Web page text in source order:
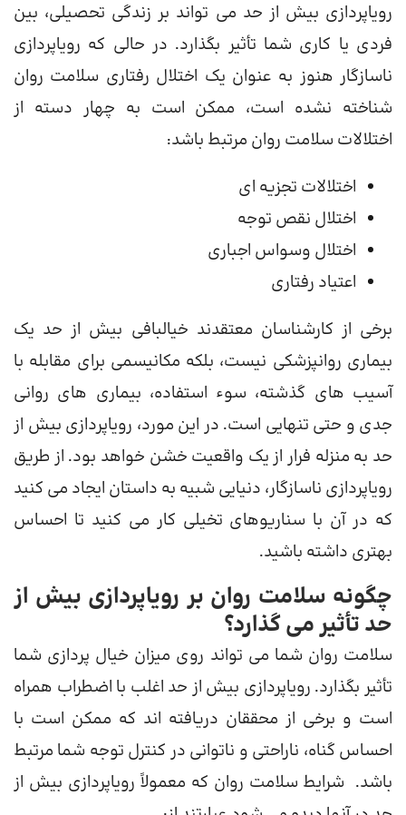
رویاپردازی بیش از حد می تواند بر زندگی تحصیلی، بین
فردی یا کاری شما تأثیر بگذارد. در حالی که رویاپردازی
ناسازگار هنوز به عنوان یک اختلال رفتاری سلامت روان
شناخته نشده است، ممکن است به چهار دسته از
اختلالات سلامت روان مرتبط باشد:‌
اختلالات تجزیه ای
اختلال نقص توجه
اختلال وسواس اجباری
اعتیاد رفتاری
برخی از کارشناسان معتقدند خیالبافی بیش از حد یک
بیماری روانپزشکی نیست، بلکه مکانیسمی برای مقابله با
آسیب های گذشته، سوء استفاده، بیماری های روانی
جدی و حتی تنهایی است. در این مورد، رویاپردازی بیش از
حد به منزله فرار از یک واقعیت خشن خواهد بود. از طریق
رویاپردازی ناسازگار، دنیایی شبیه به داستان ایجاد می کنید
که در آن با سناریوهای تخیلی کار می کنید تا احساس
بهتری داشته باشید.
چگونه سلامت روان بر رویاپردازی بیش از
حد تأثیر می گذارد؟
سلامت روان شما می تواند روی میزان خیال پردازی شما
تأثیر بگذارد. رویاپردازی بیش از حد اغلب با اضطراب همراه
است و برخی از محققان دریافته اند که ممکن است با
احساس گناه، ناراحتی و ناتوانی در کنترل توجه شما مرتبط
باشد. ‌ شرایط سلامت روان که معمولاً رویاپردازی بیش از